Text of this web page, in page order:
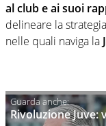
al club e ai suoi
delineare la
nelle quali naviga la
Rivoluzione Juve: